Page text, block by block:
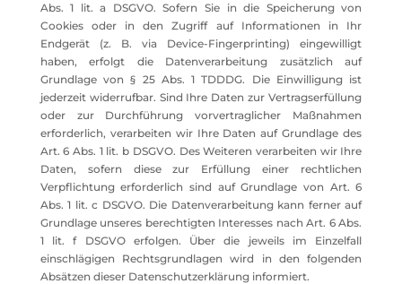
Abs. 1 lit. a DSGVO. Sofern Sie in die Speicherung von
Cookies oder in den Zugriff auf Informationen in Ihr
Endgerät (z. B. via Device-Fingerprinting) eingewilligt
haben, erfolgt die Datenverarbeitung zusätzlich auf
Grundlage von § 25 Abs. 1 TDDDG. Die Einwilligung ist
jederzeit widerrufbar. Sind Ihre Daten zur Vertragserfüllung
oder zur Durchführung vorvertraglicher Maßnahmen
erforderlich, verarbeiten wir Ihre Daten auf Grundlage des
Art. 6 Abs. 1 lit. b DSGVO. Des Weiteren verarbeiten wir Ihre
Daten, sofern diese zur Erfüllung einer rechtlichen
Verpflichtung erforderlich sind auf Grundlage von Art. 6
Abs. 1 lit. c DSGVO. Die Datenverarbeitung kann ferner auf
Grundlage unseres berechtigten Interesses nach Art. 6 Abs.
1 lit. f DSGVO erfolgen. Über die jeweils im Einzelfall
einschlägigen Rechtsgrundlagen wird in den folgenden
Absätzen dieser Datenschutzerklärung informiert.